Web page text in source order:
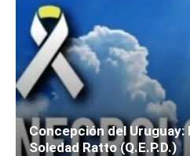
Concepción del Uruguay:
Soledad Ratto (Q.E.P.D.)